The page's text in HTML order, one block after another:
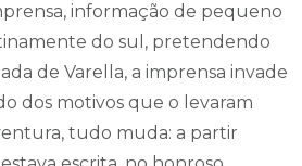
informação de pequeno
do sul, pretendendo
de Varella, a imprensa invade
dos motivos que o levaram
tudo muda: a partir